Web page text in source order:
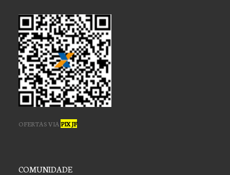
OFERTAS VIA PIX JF
COMUNIDADE